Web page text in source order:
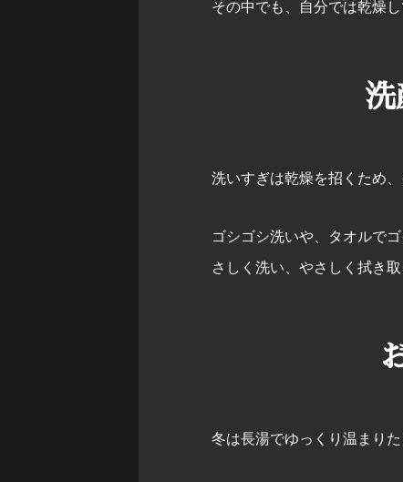
その中でも、自分では乾燥
洗いすぎは乾燥を招くため
ゴシゴシ洗いや、タオルで
さしく洗い、やさしく拭き
冬は長湯でゆっくり温まり